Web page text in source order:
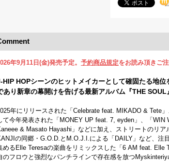
年9月11日(金)発売予定。 予約商品規定をお読み頂きご
HIP HOPシーンのヒットメイカーとして確固たる地
あり新章の幕開けを告げる最新アルバム『THE SOUL
年にリリースされた「Celebrate feat. MIKADO & Tete
て今年発表された「MONEY UP feat. 7, eyden」、「
& Masato Hayashi」などに加え、ストリートのリ
の同郷・G.O.D.とM.O.J.I.による「DAILY」など、注
めるElle Teresaの楽曲をリミックスした「6 AM feat. Elle
のフロウと強烈なパンチラインで存在感を放つ